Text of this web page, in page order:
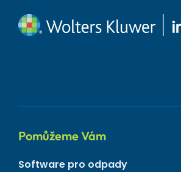
Pomůžeme Vám
Software pro odpady